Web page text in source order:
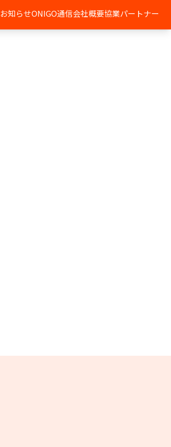
お知らせONIGO通信会社概要協業パートナー